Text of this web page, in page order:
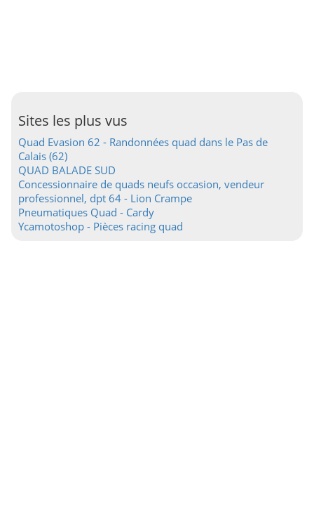
Sites les plus vus
Quad Evasion 62 - Randonnées quad dans le Pas de
Calais (62)
QUAD BALADE SUD
Concessionnaire de quads neufs occasion, vendeur
professionnel, dpt 64 - Lion Crampe
Pneumatiques Quad - Cardy
Ycamotoshop - Pièces racing quad